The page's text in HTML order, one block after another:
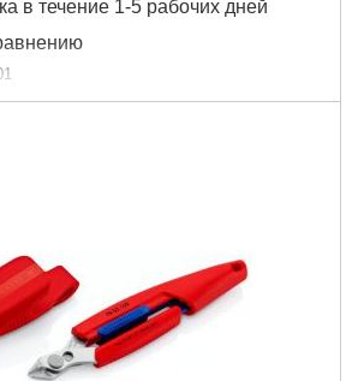
в течение 1-5 рабочих дней